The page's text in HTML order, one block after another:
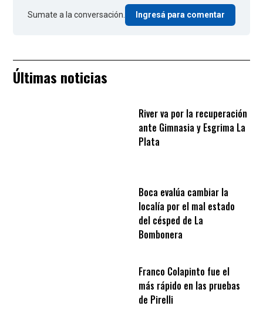
Sumate a la conversación. Ingresá para comentar
Últimas noticias
River va por la recuperación
ante Gimnasia y Esgrima La
Plata
Boca evalúa cambiar la
localía por el mal estado
del césped de La
Bombonera
Franco Colapinto fue el
más rápido en las pruebas
de Pirelli